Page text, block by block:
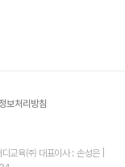
보처리방침
교육㈜ 대표이사 : 손성은 |